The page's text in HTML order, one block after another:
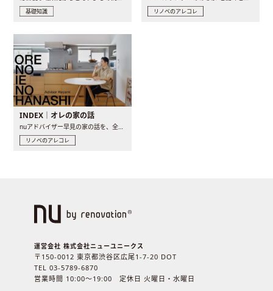
基礎知識 リノベのアレコレ
INDEX｜オレの家の話
nuアドバイザー早見の家の話を、全4話でお届け。リノベーションを..
リノベのアレコレ
運営会社 株式会社ニューユニークス
〒150-0012 東京都渋谷区広尾1-7-20 DOT
TEL 03-5789-6870
営業時間 10:00〜19:00 定休日 火曜日・水曜日